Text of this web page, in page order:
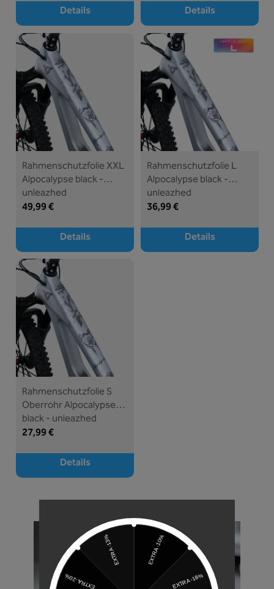
Details Details
Rahmenschutzfolie XXL
Alpocalypse black -
unleazhed
49,99 €
Details
Rahmenschutzfolie L
Alpocalypse black -
unleazhed
36,99 €
Details
Rahmenschutzfolie S
Oberrohr Alpocalypse
black - unleazhed
27,99 €
Details